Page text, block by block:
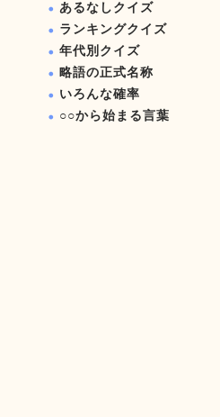
あるなしクイズ
ランキングクイズ
年代別クイズ
略語の正式名称
いろんな確率
○○から始まる言葉